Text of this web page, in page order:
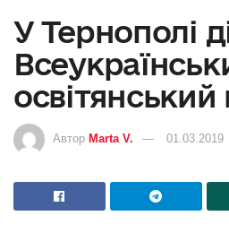
У Тернополі
освітянський
Автор Marta V. 01.03.2019